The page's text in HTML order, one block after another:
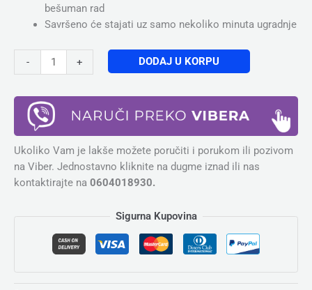
bešuman rad
Savršeno će stajati uz samo nekoliko minuta ugradnje
- + DODAJ U KORPU
Ukoliko Vam je lakše možete poručiti i porukom ili pozivom
na Viber. Jednostavno kliknite na dugme iznad ili nas
kontaktirajte na 0604018930.
Sigurna Kupovina